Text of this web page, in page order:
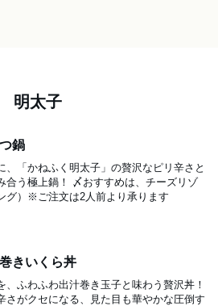
明太子
鍋
、「かねふく明太子」の贅沢なピリ辛さと
合う極上鍋！ 〆おすすめは、チーズリゾ
グ）※ご注文は2人前より承ります
きいくら丼
ふわふわ出汁巻き玉子と味わう贅沢丼！
さがクセになる、見た目も華やかな圧倒す